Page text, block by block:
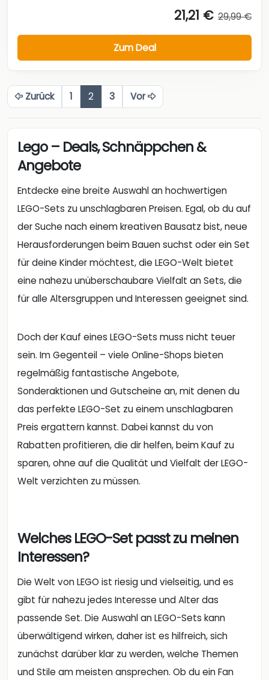
21,21 € 29,99 €
Zum Deal
Zurück 1 2 3 Vor
Lego – Deals, Schnäppchen &
Angebote
Entdecke eine breite Auswahl an hochwertigen
LEGO-Sets zu unschlagbaren Preisen. Egal, ob du auf
der Suche nach einem kreativen Bausatz bist, neue
Herausforderungen beim Bauen suchst oder ein Set
für deine Kinder möchtest, die LEGO-Welt bietet
eine nahezu unüberschaubare Vielfalt an Sets, die
für alle Altersgruppen und Interessen geeignet sind.
Doch der Kauf eines LEGO-Sets muss nicht teuer
sein. Im Gegenteil – viele Online-Shops bieten
regelmäßig fantastische Angebote,
Sonderaktionen und Gutscheine an, mit denen du
das perfekte LEGO-Set zu einem unschlagbaren
Preis ergattern kannst. Dabei kannst du von
Rabatten profitieren, die dir helfen, beim Kauf zu
sparen, ohne auf die Qualität und Vielfalt der LEGO-
Welt verzichten zu müssen.
Welches LEGO-Set passt zu meinen
Interessen?
Die Welt von LEGO ist riesig und vielseitig, und es
gibt für nahezu jedes Interesse und Alter das
passende Set. Die Auswahl an LEGO-Sets kann
überwältigend wirken, daher ist es hilfreich, sich
zunächst darüber klar zu werden, welche Themen
und Stile am meisten ansprechen. Ob du ein Fan